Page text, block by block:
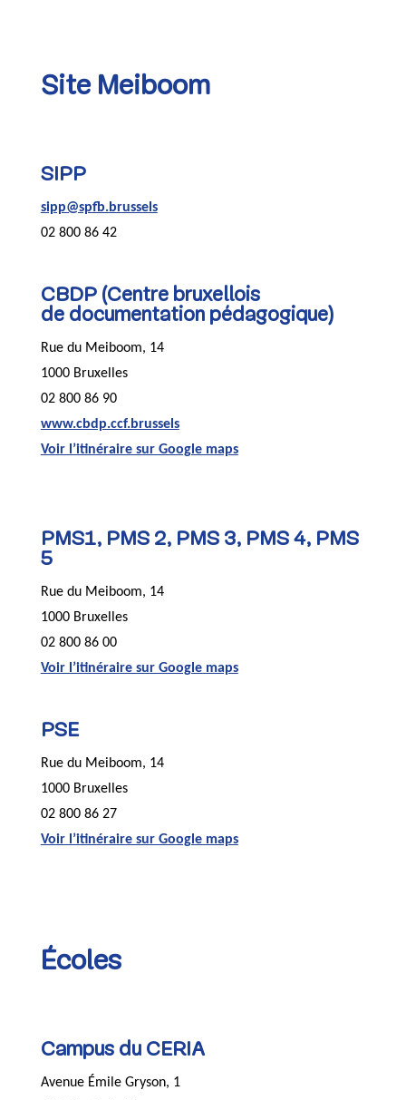
Site Meiboom
SIPP
sipp@spfb.brussels
02 800 86 42
CBDP (Centre bruxellois
de documentation pédagogique)
Rue du Meiboom, 14
1000 Bruxelles
02 800 86 90
www.cbdp.ccf.brussels
Voir l’itinéraire sur Google maps
PMS1, PMS 2, PMS 3, PMS 4, PMS
5
Rue du Meiboom, 14
1000 Bruxelles
02 800 86 00
Voir l’itinéraire sur Google maps
PSE
Rue du Meiboom, 14
1000 Bruxelles
02 800 86 27
Voir l’itinéraire sur Google maps
Écoles
Campus du CERIA
Avenue Émile Gryson, 1